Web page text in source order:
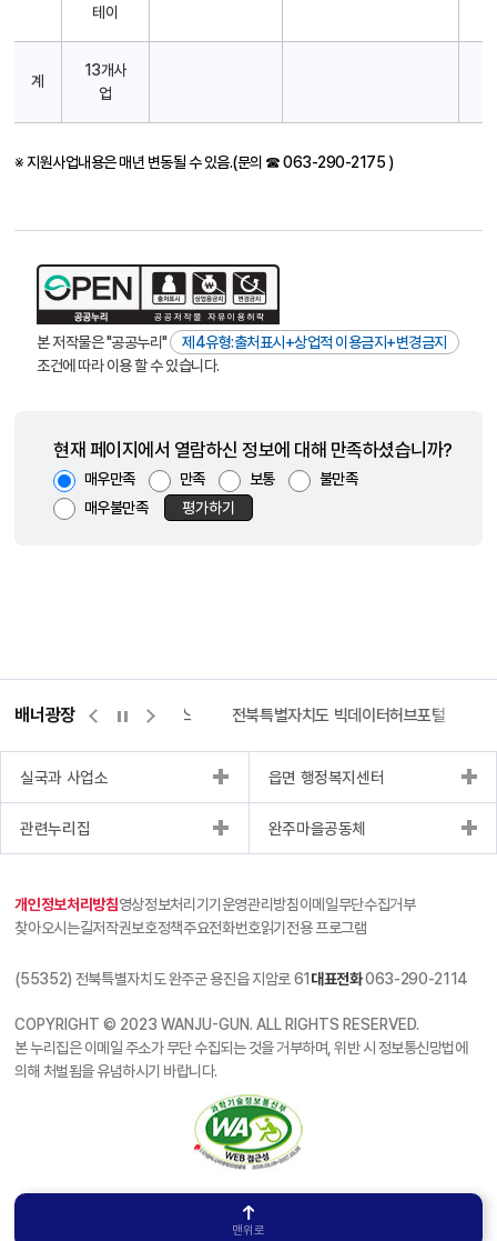
계
13개사
업
테이
※ 지원사업내용은 매년 변동될 수 있음.(문의 ☎ 063-290-2175 )
본 저작물은 "공공누리"
제4유형:출처표시+상업적 이용금지+변경금지
조건에 따라 이용 할 수 있습니다.
현재 페이지에서 열람하신 정보에 대해 만족하셨습니까?
매우만족 만족 보통
불만족
매우불만족
평가하기
배너광장
량바로처리센터 위택스 전북특별자치도 빅데이터허브포털
실국과 사업소 읍면 행정복지센터
관련누리집 완주마을공동체
개인정보처리방침영상정보처리기기운영관리방침이메일무단수집거부
찾아오시는길저작권보호정책주요전화번호읽기전용 프로그램
(55352) 전북특별자치도 완주군 용진읍 지암로 61대표전화063-290-2114
COPYRIGHT © 2023 WANJU-GUN. ALL RIGHTS RESERVED.
본 누리집은 이메일 주소가 무단 수집되는 것을 거부하며, 위반 시 정보통신망법에
의해 처벌됨을 유념하시기 바랍니다.
맨위로